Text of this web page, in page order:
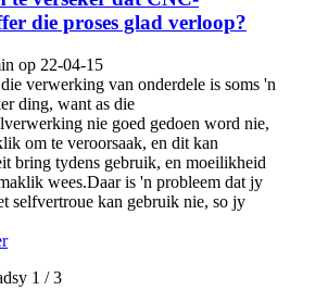
die proses glad verloop?
op 22-04-15
verwerking van onderdele is soms 'n
ding, want as die
nie goed gedoen word nie,
om te veroorsaak, en dit kan
bring tydens gebruik, en moeilikheid
wees.Daar is 'n probleem dat jy
selfvertroue kan gebruik nie, so jy
1 / 3